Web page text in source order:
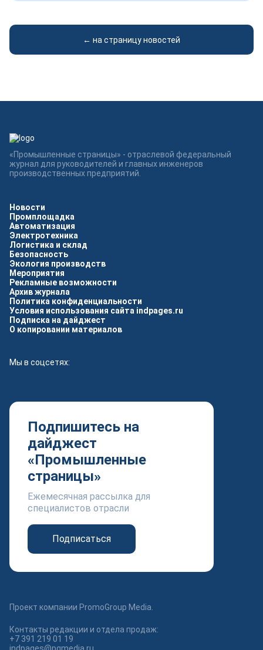
← на страницу новостей
Новости
Промплощадка
Автоматизация
Электротехника
Логистика и склад
Безопасность
Экология производств
Мероприятия
Рекламные возможности
Архив журнала
Политика конфиденциальности
Условия использования сайта indpages.ru
Подписка на дайджест
О копировании материалов
Мы в соцсетях:
Подпишитесь на
дайджест
«Промышленные
страницы»
Ежемесячная рассылка для
специалистов отрасли
Подписаться
«Промышленные страницы» - отраслевой федеральный
журнал для руководителей и главных инженеров
производственных предприятий.
Проект компании PromoGroup Media.
Контакты редакции и отдела продаж:
+7 391 219 01 19